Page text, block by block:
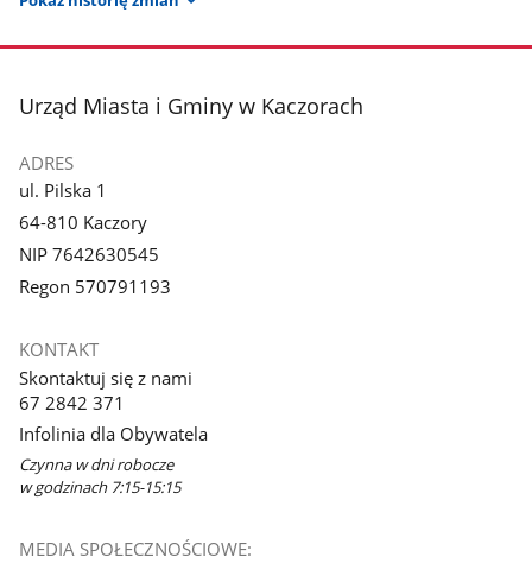
stopka
Urząd Miasta i Gminy w Kaczorach
ADRES
ul. Pilska 1
64-810 Kaczory
NIP 7642630545
Regon 570791193
KONTAKT
Skontaktuj się z nami
67 2842 371
Infolinia dla Obywatela
Czynna w dni robocze
w godzinach 7:15-15:15
MEDIA SPOŁECZNOŚCIOWE: